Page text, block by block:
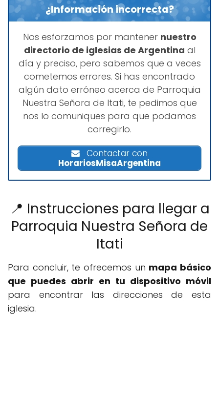
¿Información incorrecta?
Nos esforzamos por mantener nuestro
directorio de iglesias de Argentina al
día y preciso, pero sabemos que a veces
cometemos errores. Si has encontrado
algún dato erróneo acerca de Parroquia
Nuestra Señora de Itati, te pedimos que
nos lo comuniques para que podamos
corregirlo.
Contactar con
HorariosMisaArgentina
📍 Instrucciones para llegar a
Parroquia Nuestra Señora de
Itati
Para concluir, te ofrecemos un mapa básico
que puedes abrir en tu dispositivo móvil
para encontrar las direcciones de esta
iglesia.